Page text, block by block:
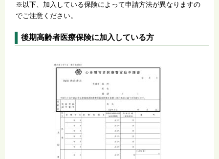
※以下、加入している保険によって申請方法が異なりますの
でご注意ください。
後期高齢者医療保険に加入している方